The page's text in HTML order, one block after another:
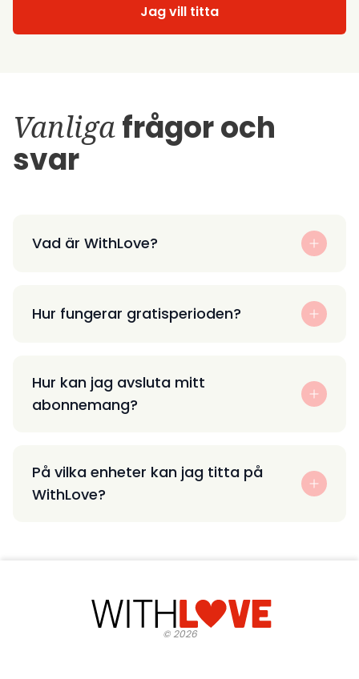
Jag vill titta
Vanligafrågor och
svar
Vad är WithLove?
Hur fungerar gratisperioden?
Hur kan jag avsluta mitt
abonnemang?
På vilka enheter kan jag titta på
WithLove?
©2026